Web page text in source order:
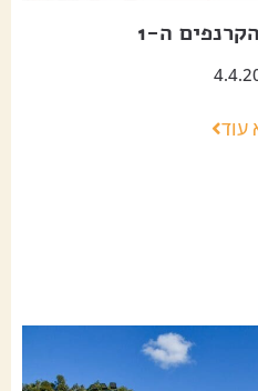
ה-1
עוד